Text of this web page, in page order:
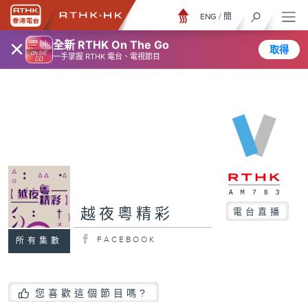
× 全新 RTHK On The Go
一手掌握 RTHK 電台、電視節目
取得
ENG / 簡
所有集數
越夜粵精彩 電台直播
FACEBOOK
您喜歡這個節目嗎?